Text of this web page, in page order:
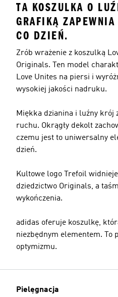
TA KOSZULKA O
GRAFIKĄ
CO DZIEŃ.
Zrób wrażenie z koszulką
Originals. Ten model
Love Unites na piersi i
wysokiej jakości nadruku.
Miękka dzianina i luźny krój
ruchu. Okrągły dekolt
czemu jest to uniwersalny
dzień.
Kultowe logo Trefoil
dziedzictwo Originals, a
wykończenia.
adidas oferuje koszulkę,
niezbędnym elementem. To
optymizmu.
Pielęgnacja